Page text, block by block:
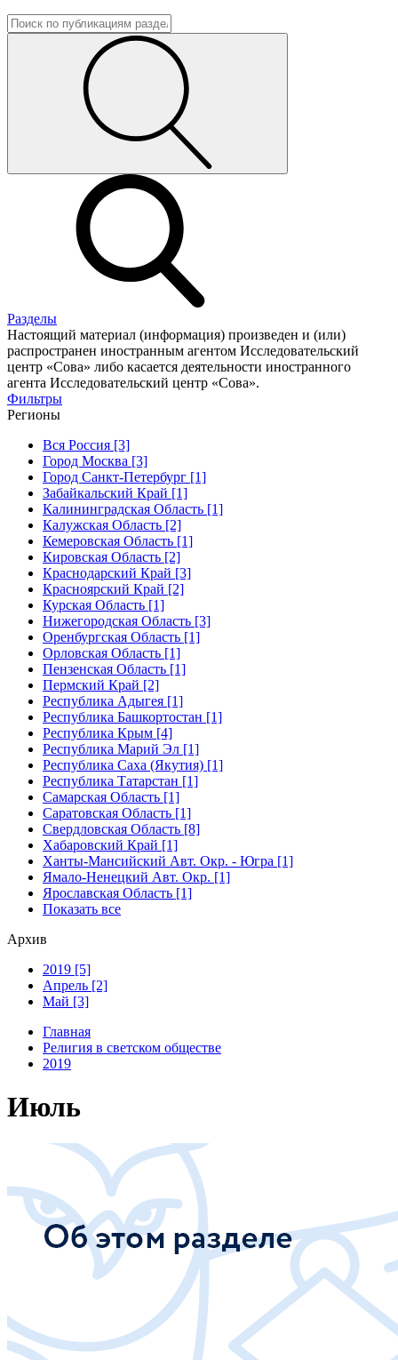
Разделы
Настоящий материал (информация) произведен и (или)
распространен иностранным агентом Исследовательский
центр «Сова» либо касается деятельности иностранного
агента Исследовательский центр «Сова».
Фильтры
Регионы
Вся Россия [3]
Город Москва [3]
Город Санкт-Петербург [1]
Забайкальский Край [1]
Калининградская Область [1]
Калужская Область [2]
Кемеровская Область [1]
Кировская Область [2]
Краснодарский Край [3]
Красноярский Край [2]
Курская Область [1]
Нижегородская Область [3]
Оренбургская Область [1]
Орловская Область [1]
Пензенская Область [1]
Пермский Край [2]
Республика Адыгея [1]
Республика Башкортостан [1]
Республика Крым [4]
Республика Марий Эл [1]
Республика Саха (Якутия) [1]
Республика Татарстан [1]
Самарская Область [1]
Саратовская Область [1]
Свердловская Область [8]
Хабаровский Край [1]
Ханты-Мансийский Авт. Окр. - Югра [1]
Ямало-Ненецкий Авт. Окр. [1]
Ярославская Область [1]
Показать все
Архив
2019 [5]
Апрель [2]
Май [3]
Главная
Религия в светском обществе
2019
Июль